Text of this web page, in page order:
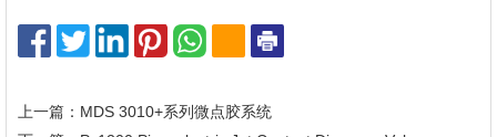
上一篇：MDS 3010+系列微点胶系统